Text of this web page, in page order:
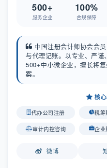
500+
服务企业
100%
合规保障
中国注册会计师协会会
与代理记账。以专业、严
500+中小微企业，擅长将
案。
核
代办公司注册 税筹
审计内控咨询 企业
微博